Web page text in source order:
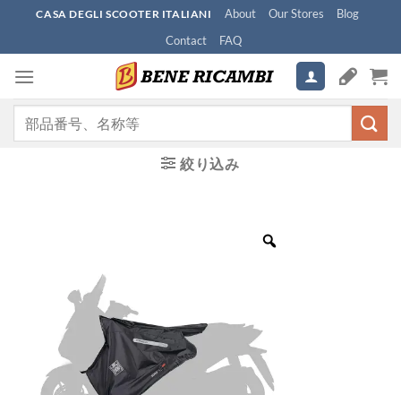
content
CASA DEGLI SCOOTER ITALIANI About Our Stores
Blog
Contact
FAQ
絞り込み